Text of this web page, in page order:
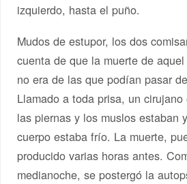
izquierdo, hasta el puño.
Mudos de estupor, los dos
cuenta de que la muerte de
no era de las que podían pasar
Llamado a toda prisa, un
las piernas y los muslos estaban
cuerpo estaba frío. La muerte,
producido varias horas antes.
medianoche, se postergó la